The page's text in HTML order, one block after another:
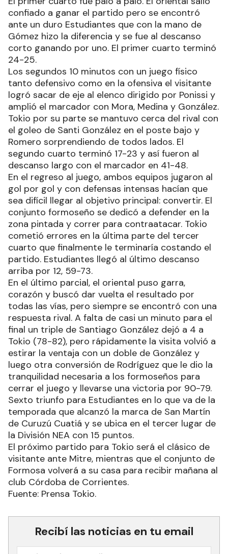
confiado a ganar el partido pero se encontró
ante un duro Estudiantes que con la mano de
Gómez hizo la diferencia y se fue al descanso
corto ganando por uno. El primer cuarto terminó
24-25.
Los segundos 10 minutos con un juego físico
tanto defensivo como en la ofensiva el visitante
logró sacar de eje al elenco dirigido por Ponissi y
amplió el marcador con Mora, Medina y González.
Tokio por su parte se mantuvo cerca del rival con
el goleo de Santi González en el poste bajo y
Romero sorprendiendo de todos lados. El
segundo cuarto terminó 17-23 y así fueron al
descanso largo con el marcador en 41-48.
En el regreso al juego, ambos equipos jugaron al
gol por gol y con defensas intensas hacían que
sea difícil llegar al objetivo principal: convertir. El
conjunto formoseño se dedicó a defender en la
zona pintada y correr para contraatacar. Tokio
cometió errores en la última parte del tercer
cuarto que finalmente le terminaría costando el
partido. Estudiantes llegó al último descanso
arriba por 12, 59-73.
En el último parcial, el oriental puso garra,
corazón y buscó dar vuelta el resultado por
todas las vías, pero siempre se encontró con una
respuesta rival. A falta de casi un minuto para el
final un triple de Santiago González dejó a 4 a
Tokio (78-82), pero rápidamente la visita volvió a
estirar la ventaja con un doble de González y
luego otra conversión de Rodríguez que le dio la
tranquilidad necesaria a los formoseños para
cerrar el juego y llevarse una victoria por 90-79.
Sexto triunfo para Estudiantes en lo que va de la
temporada que alcanzó la marca de San Martín
de Curuzú Cuatiá y se ubica en el tercer lugar de
la División NEA con 15 puntos.
El próximo partido para Tokio será el clásico de
visitante ante Mitre, mientras que el conjunto de
Formosa volverá a su casa para recibir mañana al
club Córdoba de Corrientes.
Fuente: Prensa Tokio.
Recibí las noticias en tu email